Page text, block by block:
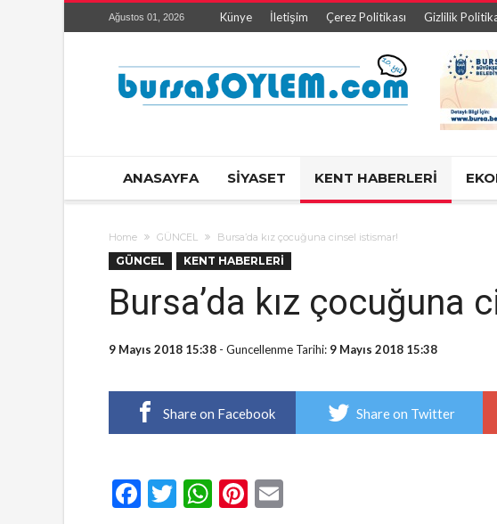
Ağustos 01, 2026 Künye İletişim Çerez Politikası Gizlilik
ANASAYFA SİYASET KENT HABERLERİ
Home GÜNCEL Bursa’da kız çocuğuna cinsel istismar!
GÜNCEL KENT HABERLERİ
Bursa’da kız çocuğuna
9 Mayıs 2018 15:38 - Guncellenme Tarihi: 9 Mayıs 2018 15:38
Share on Facebook Share on Twitter
Facebook
TwitterWhatsApp
Pinterest